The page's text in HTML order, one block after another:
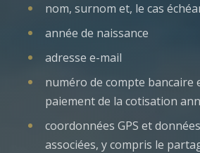
nom, surnom et, le cas
année de naissance
adresse e-mail
numéro de compte bancaire
paiement de la cotisation
coordonnées GPS et
associées, y compris le